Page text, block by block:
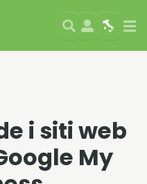
Search
User Map
i siti web
My